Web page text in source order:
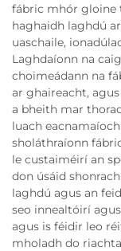
fábric mhór gloine
haghaidh laghdú
uaschaile,
Laghdaíonn na
choimeádann na
ar ghaireacht,
a bheith mar
luach
sholáthraíonn
le custaiméirí an
don úsáid
laghdú agus an
seo innealtóirí
agus is féidir leo
mholadh do